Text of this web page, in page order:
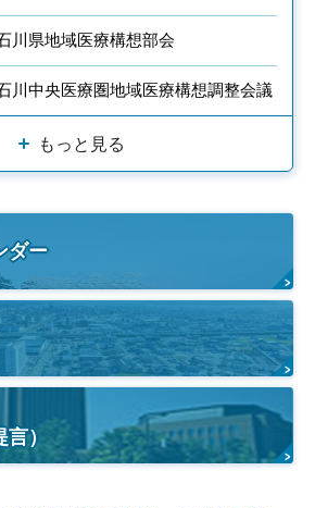
川県地域医療構想部会
川中央医療圏地域医療構想調整会議
もっと見る
ダー
）